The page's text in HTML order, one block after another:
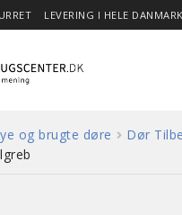
LEVERING I HELE
og brugte døre
Dør